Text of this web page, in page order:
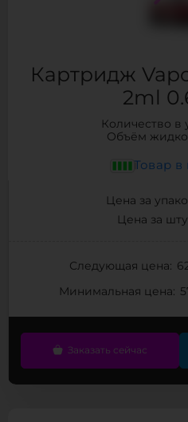
Картридж
2ml
Количество в
Объём
Товар
Цена за
Цена за
Следующая цена:
Минимальная цена:
Заказать сейчас